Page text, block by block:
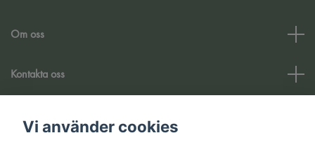
Om oss
Kontakta oss
Vi använder cookies